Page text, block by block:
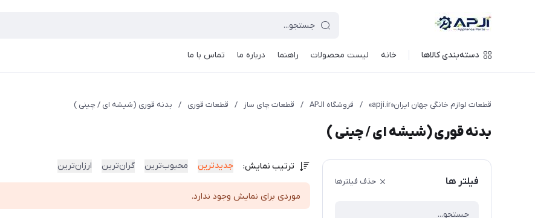
دسته‌بندی کالاها خانه لیست محصولات راهنما درباره ما تماس با ما
قطعات لوازم خانگی جهان ایران«apji.ir» / فروشگاه APJI / قطعات چای ساز / قطعات قوری / بدنه قوری (شیشه ای / چینی )
بدنه قوری (شیشه ای / چینی )
فیلتر ها حذف فیلترها
ترتیب نمایش: جدیدترین محبوب‌ترین گران‌ترین ارزان‌ترین
موردی برای نمایش وجود ندارد.